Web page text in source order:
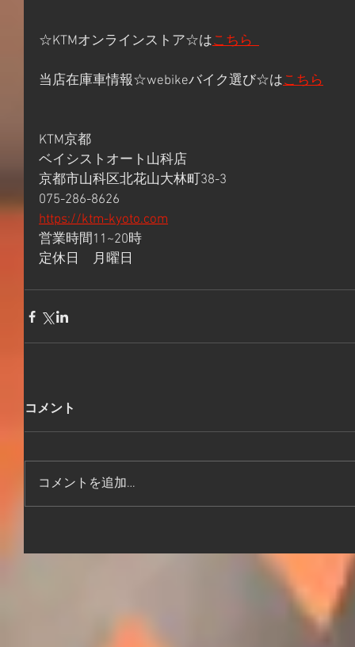
☆KTMオンラインストア☆はこちら
当店在庫車情報☆webikeバイク選び☆はこちら
KTM京都
ベイシストオート山科店
京都市山科区北花山大林町38-3
075-286-8626
https://ktm-kyoto.com
営業時間11~20時
定休日　月曜日
コメント
コメントを追加…